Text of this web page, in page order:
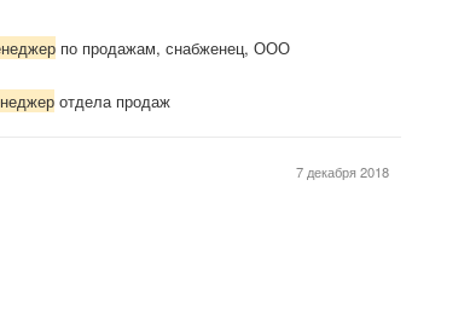
по продажам, снабженец, ООО
отдела продаж
7 декабря 2018